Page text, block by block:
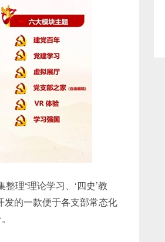
理“理论学习、‘四史’教
发的一款便于各支部常态化